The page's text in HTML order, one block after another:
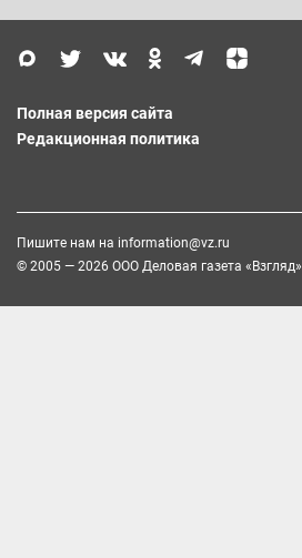
Полная версия сайта
Редакционная политика
Пишите нам на information@vz.ru
© 2005 — 2026 ООО Деловая газета «Взгляд»